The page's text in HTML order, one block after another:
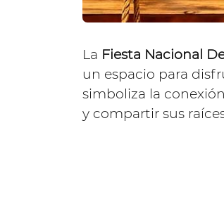
La Fiesta Nacional
un espacio para
simboliza la
y compartir sus